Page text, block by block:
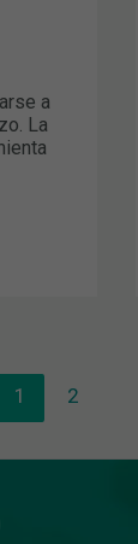
a
La
1 2